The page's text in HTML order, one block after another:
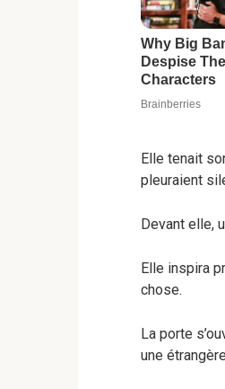
Elle tenait
pleuraient
Devant elle,
Elle inspira
chose.
La porte
une